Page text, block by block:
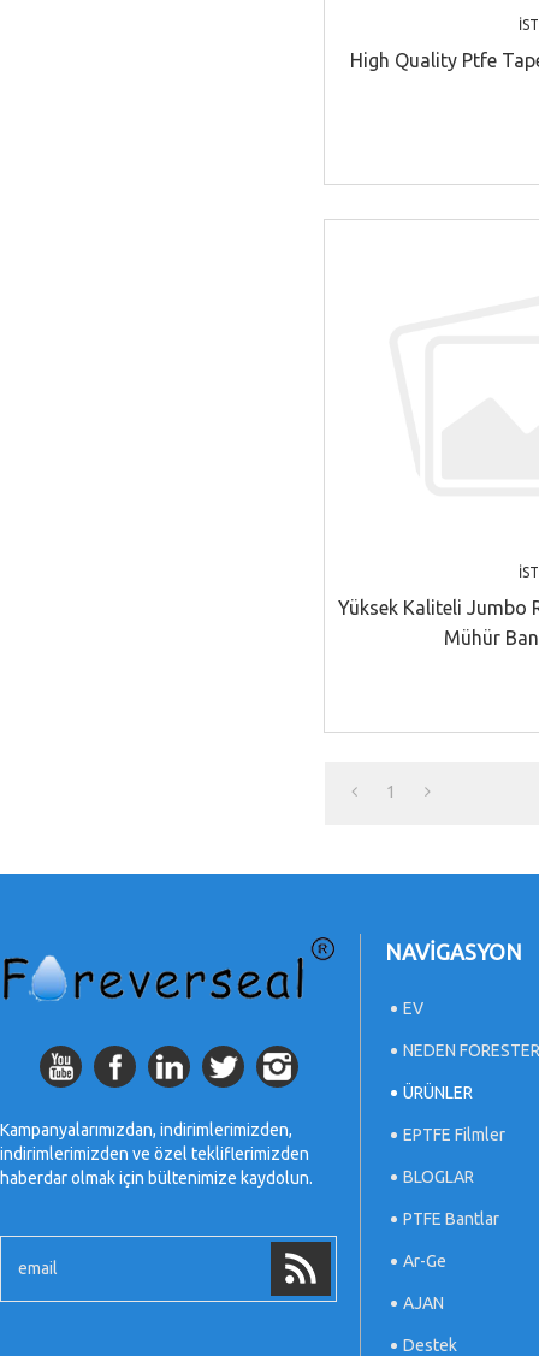
High Quality Ptfe
Yüksek Kaliteli Jumbo
Mühür
1
Kampanyalarımızdan, indirimlerimizden,
indirimlerimizden ve özel tekliflerimizden
haberdar olmak için bültenimize kaydolun.
NAVIGASYON
EV
NEDEN
ÜRÜNLER
EPTFE Filmler
BLOGLAR
PTFE Bantlar
Ar-Ge
AJAN
Destek